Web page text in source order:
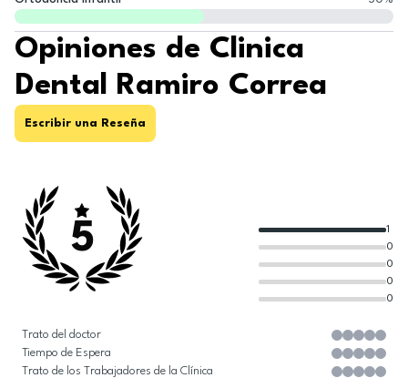
Opiniones de Clinica
Dental Ramiro Correa
Escribir una Reseña
5
0
0
0
0
1
Trato del doctor
Tiempo de Espera
Trato de los Trabajadores de la Clínica